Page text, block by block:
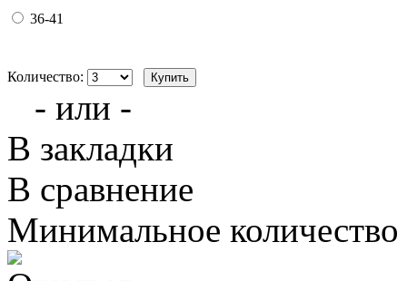
36-41
Количество:
- или -
В закладки
В сравнение
Минимальное количество